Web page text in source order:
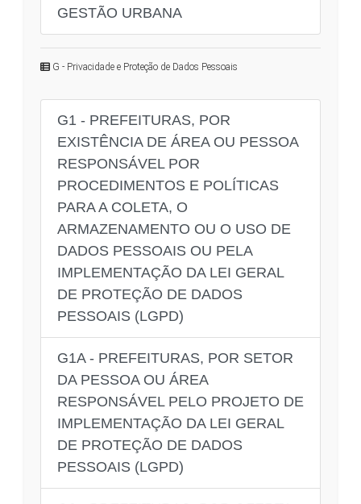
GESTÃO URBANA
G - Privacidade e Proteção de Dados Pessoais
G1 - PREFEITURAS, POR
EXISTÊNCIA DE ÁREA OU PESSOA
RESPONSÁVEL POR
PROCEDIMENTOS E POLÍTICAS
PARA A COLETA, O
ARMAZENAMENTO OU O USO DE
DADOS PESSOAIS OU PELA
IMPLEMENTAÇÃO DA LEI GERAL
DE PROTEÇÃO DE DADOS
PESSOAIS (LGPD)
G1A - PREFEITURAS, POR SETOR
DA PESSOA OU ÁREA
RESPONSÁVEL PELO PROJETO DE
IMPLEMENTAÇÃO DA LEI GERAL
DE PROTEÇÃO DE DADOS
PESSOAIS (LGPD)